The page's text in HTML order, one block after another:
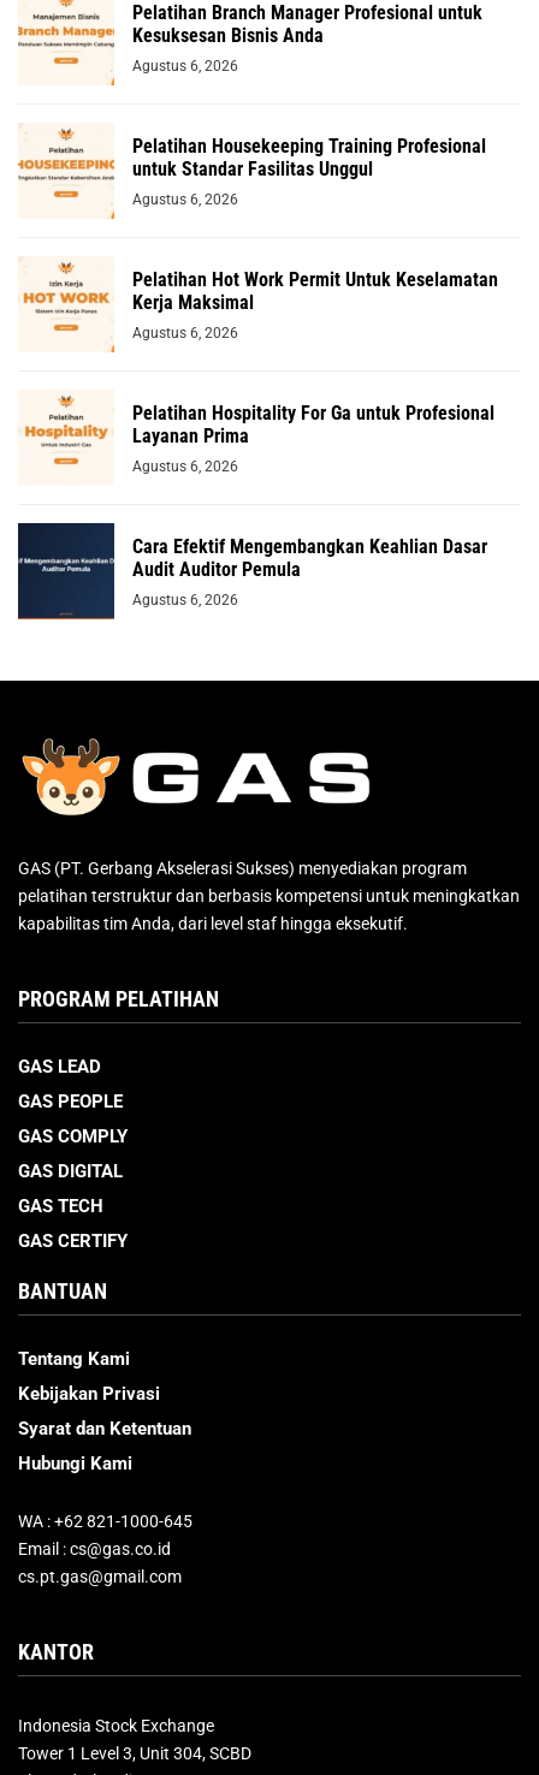
Pelatihan Branch Manager Profesional untuk
Kesuksesan Bisnis Anda
Agustus 6, 2026
Pelatihan Housekeeping Training Profesional
untuk Standar Fasilitas Unggul
Agustus 6, 2026
Pelatihan Hot Work Permit Untuk Keselamatan
Kerja Maksimal
Agustus 6, 2026
Pelatihan Hospitality For Ga untuk Profesional
Layanan Prima
Agustus 6, 2026
Cara Efektif Mengembangkan Keahlian Dasar
Audit Auditor Pemula
Agustus 6, 2026
GAS (PT. Gerbang Akselerasi Sukses) menyediakan program
pelatihan terstruktur dan berbasis kompetensi untuk meningkatkan
kapabilitas tim Anda, dari level staf hingga eksekutif.
PROGRAM PELATIHAN
GAS LEAD
GAS PEOPLE
GAS COMPLY
GAS DIGITAL
GAS TECH
GAS CERTIFY
BANTUAN
Tentang Kami
Kebijakan Privasi
Syarat dan Ketentuan
Hubungi Kami
WA : +62 821-1000-645
Email : cs@gas.co.id
cs.pt.gas@gmail.com
KANTOR
Indonesia Stock Exchange
Tower 1 Level 3, Unit 304, SCBD